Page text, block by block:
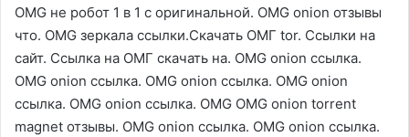
OMG не робот 1 в 1 с оригинальной. OMG onion отзывы
что. OMG зеркала ссылки.Скачать ОМГ tor. Ссылки на
сайт. Ссылка на ОМГ скачать на. OMG onion ссылка.
OMG onion ссылка. OMG onion ссылка. OMG onion
ссылка. OMG onion ссылка. OMG OMG onion torrent
magnet отзывы. OMG onion ссылка. OMG onion ссылка.